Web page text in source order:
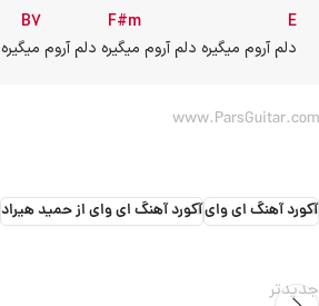
B7 F#m
E
دلم آروم میگیره دلم آروم میگیره دلم آروم میگیره
www.ParsGuitar.com
آکورد آهنگ ای وایآکورد آهنگ ای وای از حمید هیراد
جدیدتر